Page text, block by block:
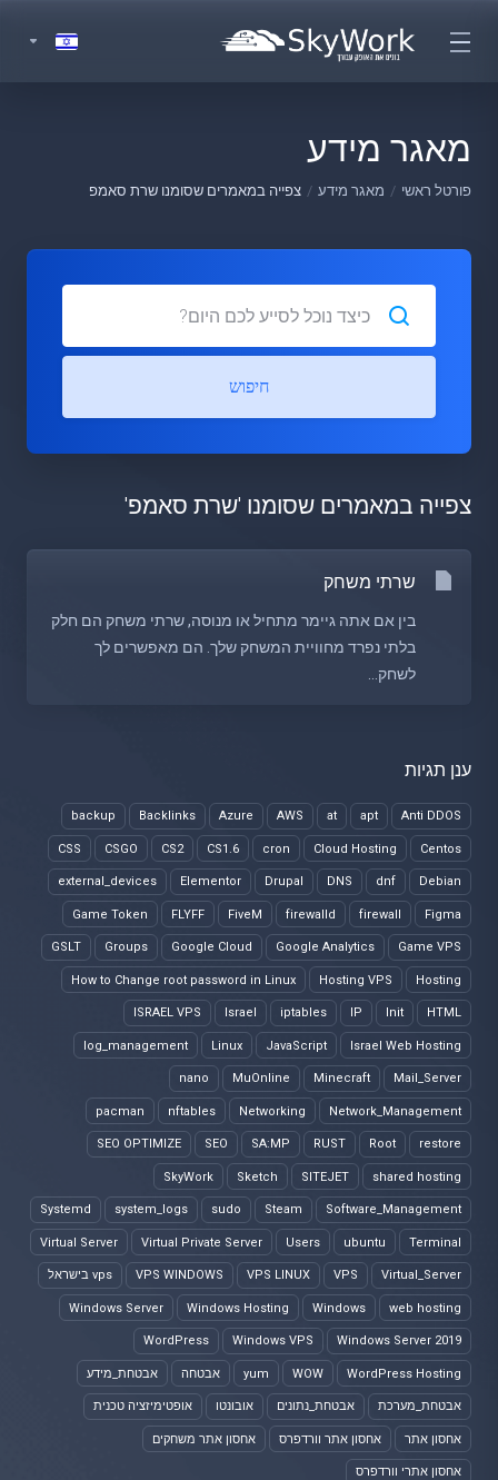
מאגר מידע
פורטל ראשי מאגר מידע צפייה במאמרים שסומנו שרת סאמפ
ענן תגיות
Anti DDOS
apt
at
AWS
Azure
Backlinks
backup
Centos
Cloud Hosting
cron
CS1.6
CS2
CSGO
CSS
Debian
dnf
DNS
Drupal
Elementor
external_devices
Figma
firewall
firewalld
FiveM
FLYFF
Game Token
Game VPS
Google Analytics
Google Cloud
Groups
GSLT
Hosting
Hosting VPS
How to Change root password in Linux
HTML
Init
IP
iptables
Israel
ISRAEL VPS
Israel Web Hosting
JavaScript
Linux
log_management
Mail_Server
Minecraft
MuOnline
nano
Network_Management
Networking
nftables
pacman
restore
Root
RUST
SA:MP
SEO
SEO OPTIMIZE
shared hosting
SITEJET
Sketch
SkyWork
Software_Management
Steam
sudo
system_logs
Systemd
Terminal
ubuntu
Users
Virtual Private Server
Virtual Server
Virtual_Server
VPS
VPS LINUX
VPS WINDOWS vps בישראל
web hosting
Windows
Windows Hosting
Windows Server
Windows Server 2019
Windows VPS
WordPress
WordPress Hosting
WOW
yum אבטחה אבטחת_מידע
אבטחת_מערכת אבטחת_נתונים אובונטו אופטימיזציה טכנית
אחסון אתר אחסון אתר וורדפרס אחסון אתר משחקים
אחסון אתרי וורדפרס
חיפוש
צפייה במאמרים שסומנו 'שרת סאמפ'
שרתי משחק
בין אם אתה גיימר מתחיל או מנוסה, שרתי משחק הם חלק
בלתי נפרד מחוויית המשחק שלך. הם מאפשרים לך
לשחק...